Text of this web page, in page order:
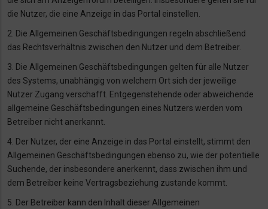
die Nutzer, die eine Anzeige in das Portal einstellen.
2. Die Allgemeinen Geschäftsbedingungen regeln abschließend
das Rechtsverhältnis zwischen den Nutzer und dem Betreiber.
3. Die Allgemeinen Geschäftsbedingungen gelten für alle Nutzer
des Systems, unabhängig von welchem Ort sich der jeweilige
Nutzer Zugang verschafft. Entgegenstehende oder abweichende
allgemeine Geschäftsbedingungen eines Nutzers werden vom
Betreiber nicht anerkannt.
4. Der Nutzer, der eine Anzeige in das Portal einstellt, stimmt den
Allgemeinen Geschäftsbedingungen ebenso zu, wie der potentielle
Suchende, der insbesondere anerkennt, dass zwischen ihm und
dem Betreiber keine Vertragsbeziehung zustande kommt.
5. Der Betreiber kann den Inhalt dieser Allgemeinen